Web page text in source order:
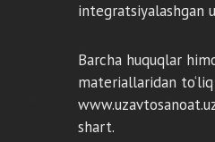
integratsiyalashgan
Barcha huquqlar
materiallaridan
shart.